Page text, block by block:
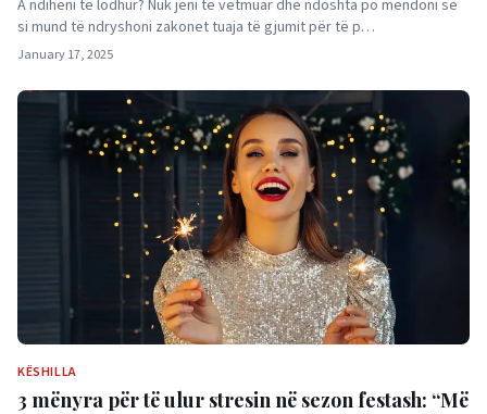
A ndiheni të lodhur? Nuk jeni të vetmuar dhe ndoshta po mendoni se
si mund të ndryshoni zakonet tuaja të gjumit për të p…
January 17, 2025
KËSHILLA
3 mënyra për të ulur stresin në sezon festash: “Më